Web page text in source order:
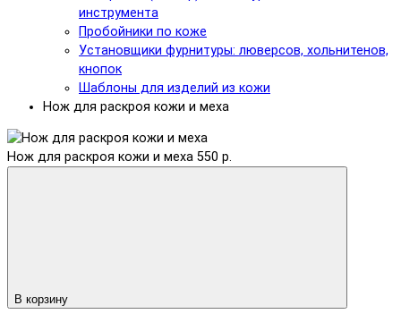
инструмента
Пробойники по коже
Установщики фурнитуры: люверсов, хольнитенов,
кнопок
Шаблоны для изделий из кожи
Нож для раскроя кожи и меха
Нож для раскроя кожи и меха 550 р.
В корзину